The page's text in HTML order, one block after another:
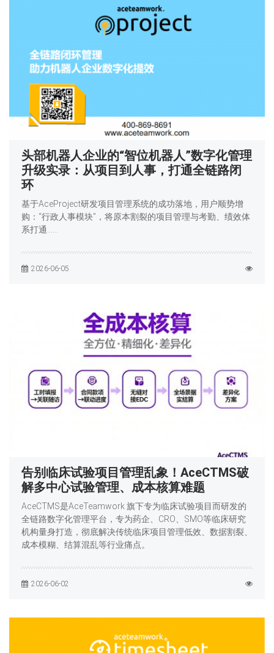
头部机器人企业的“智位机器人”数字化管理
升级实录：从项目到人事，打通全链路闭
环
基于AceProject研发项目管理系统的成功落地，用户顺势增
购：“行政人事模块”，将原本割裂的项目管理与考勤、绩效体
系打通……
2026-06-05
告别临床试验项目管理乱象！AceCTMS破
解多中心试验管理、成本核算难题
AceCTMS是AceTeamwork 旗下专为临床试验项目而研发的
全链路数字化管理平台，专为药企、CRO、SMO等临床研究
机构量身打造，彻底解决传统临床项目管理低效、数据割裂、
成本模糊、结算混乱等行业痛点。
2026-06-02